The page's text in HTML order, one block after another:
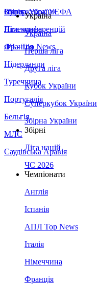
Збірна України
Італія
Німеччина
Франція
Нідерланди
Туреччина
Португалія
Бельгія
МЛС
Саудівська Аравія
Суперкубок УЄФА
Ліга конференцій
ЛЧ - Top News
Україна
Україна
Перша ліга
Друга ліга
Кубок України
Суперкубок України
Збірна України
Збірні
Ліга націй
ЧС 2026
Чемпіонати
Англія
Іспанія
АПЛ Top News
Італія
Німеччина
Франція